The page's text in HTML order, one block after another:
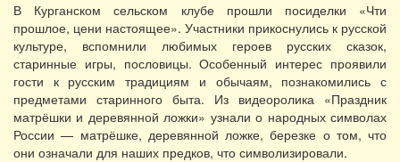
В Курганском сельском клубе прошли посиделки «Чти
прошлое, цени настоящее». Участники прикоснулись к русской
культуре, вспомнили любимых героев русских сказок,
старинные игры, пословицы. Особенный интерес проявили
гости к русским традициям и обычаям, познакомились с
предметами старинного быта. Из видеоролика «Праздник
матрёшки и деревянной ложки» узнали о народных символах
России — матрёшке, деревянной ложке, березке о том, что
они означали для наших предков, что символизировали.